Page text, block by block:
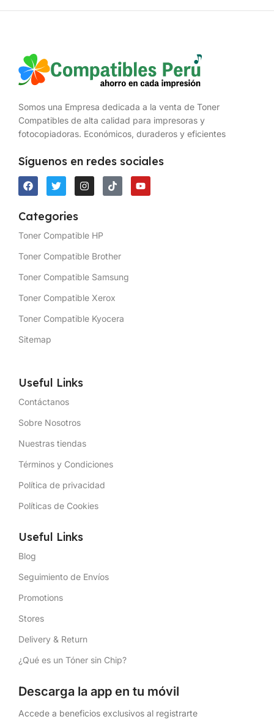
Somos una Empresa dedicada a la venta de Toner
Compatibles de alta calidad para impresoras y
fotocopiadoras. Económicos, duraderos y eficientes
Síguenos en redes sociales
Categories
Toner Compatible HP
Toner Compatible Brother
Toner Compatible Samsung
Toner Compatible Xerox
Toner Compatible Kyocera
Sitemap
Useful Links
Contáctanos
Sobre Nosotros
Nuestras tiendas
Términos y Condiciones
Política de privacidad
Políticas de Cookies
Useful Links
Blog
Seguimiento de Envíos
Promotions
Stores
Delivery & Return
¿Qué es un Tóner sin Chip?
Descarga la app en tu móvil
Accede a beneficios exclusivos al registrarte